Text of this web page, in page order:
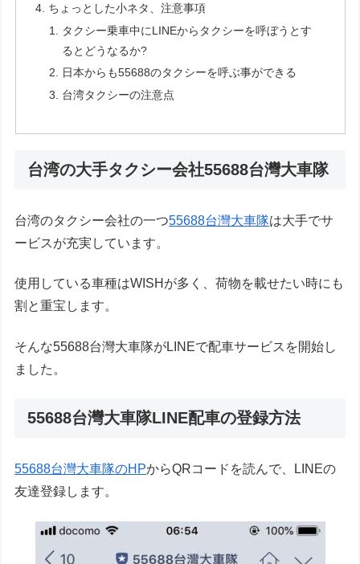
ちょっとした小ネタ、注意事項
タクシー乗車中にLINEからタクシーを呼ぼうとす
るとどうなるか?
日本からも55688のタクシーを呼ぶ事ができる
台湾タクシーの注意点
台湾の大手タクシー会社55688台灣大車隊
台湾のタクシー会社の一つ55688台灣大車隊は大手でサ
ービスが充実しています。
使用している車種はWISHが多く、荷物を載せたい時にも
割と重宝します。
そんな55688台灣大車隊がLINEで配車サービスを開始し
ました。
55688台灣大車隊LINE配車の登録方法
55688台灣大車隊のHPからQRコードを読んで、LINEの
友達登録します。